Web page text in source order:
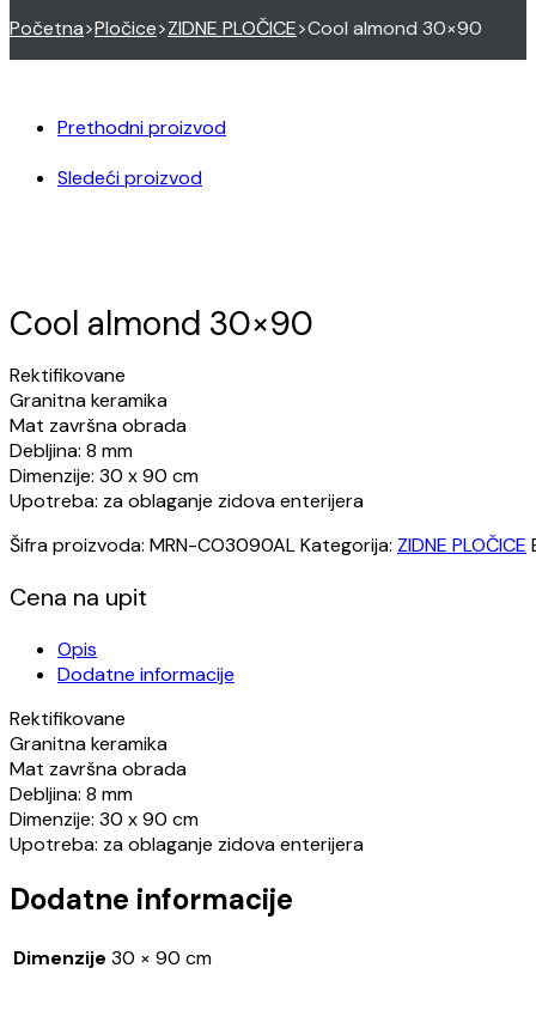
Početna>Pločice>ZIDNE PLOČICE>Cool almond 30×90
Prethodni proizvod
Sledeći proizvod
Cool almond 30×90
Rektifikovane
Granitna keramika
Mat završna obrada
Debljina: 8 mm
Dimenzije: 30 x 90 cm
Upotreba: za oblaganje zidova enterijera
Šifra proizvoda: MRN-CO3090ALKategorija: ZIDNE PLOČICE
Cena na upit
Opis
Dodatne informacije
Rektifikovane
Granitna keramika
Mat završna obrada
Debljina: 8 mm
Dimenzije: 30 x 90 cm
Upotreba: za oblaganje zidova enterijera
Dodatne informacije
Dimenzije 30 × 90 cm